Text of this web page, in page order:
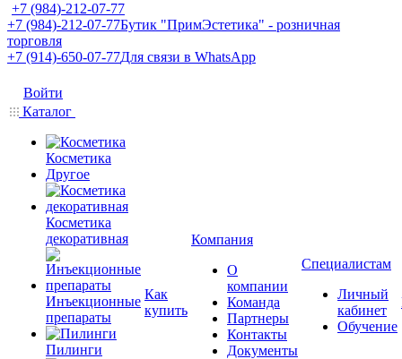
+7 (984)-212-07-77
+7 (984)-212-07-77Бутик "ПримЭстетика" - розничная
торговля
+7 (914)-650-07-77Для связи в WhatsApp
Войти
Каталог
Косметика
Другое
Косметика
декоративная
Инъекционные
препараты
Пилинги
Как
купить
Компания
О
компании
Команда
Партнеры
Контакты
Документы
Специалистам
Личный
кабинет
Обучение